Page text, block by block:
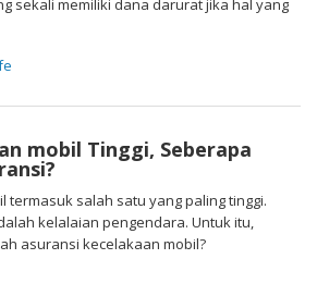
sekali memiliki dana darurat jika hal yang
mobil Tinggi, Seberapa
termasuk salah satu yang paling tinggi.
kelalaian pengendara. Untuk itu,
asuransi kecelakaan mobil?